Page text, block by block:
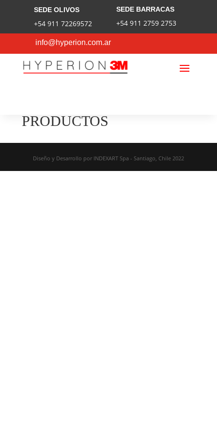
SEDE OLIVOS
+54 911 72269572
SEDE BARRACAS
+54 911 2759 2753
info@hyperion.com.ar
PRODUCTOS
Diseño y Desarrollo por INDEXART Spa - Santiago, Chile 2022